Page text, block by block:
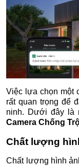
Việc lựa chọn một
rất quan trọng để
ninh. Dưới đây là
Camera Chống
Chất lượng
Chất lượng hình